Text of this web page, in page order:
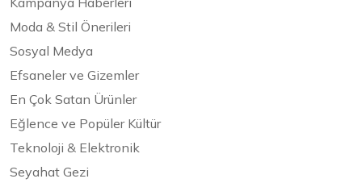
Moda & Stil Önerileri
Sosyal Medya
Efsaneler ve Gizemler
En Çok Satan Ürünler
Eğlence ve Popüler Kültür
Teknoloji & Elektronik
Seyahat Gezi